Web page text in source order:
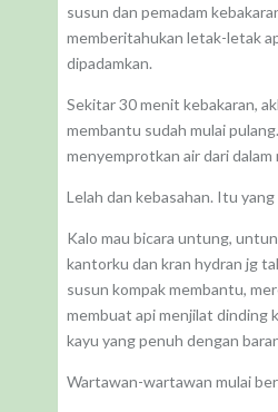
susun dan pemadam
memberitahukan letak-letak
dipadamkan.
Sekitar 30 menit kebakaran,
membantu sudah mulai
menyemprotkan air dari
Lelah dan kebasahan. Itu
Kalo mau bicara untung,
kantorku dan kran hydran jg
susun kompak membantu,
membuat api menjilat dinding
kayu yang penuh dengan
Wartawan-wartawan mulai